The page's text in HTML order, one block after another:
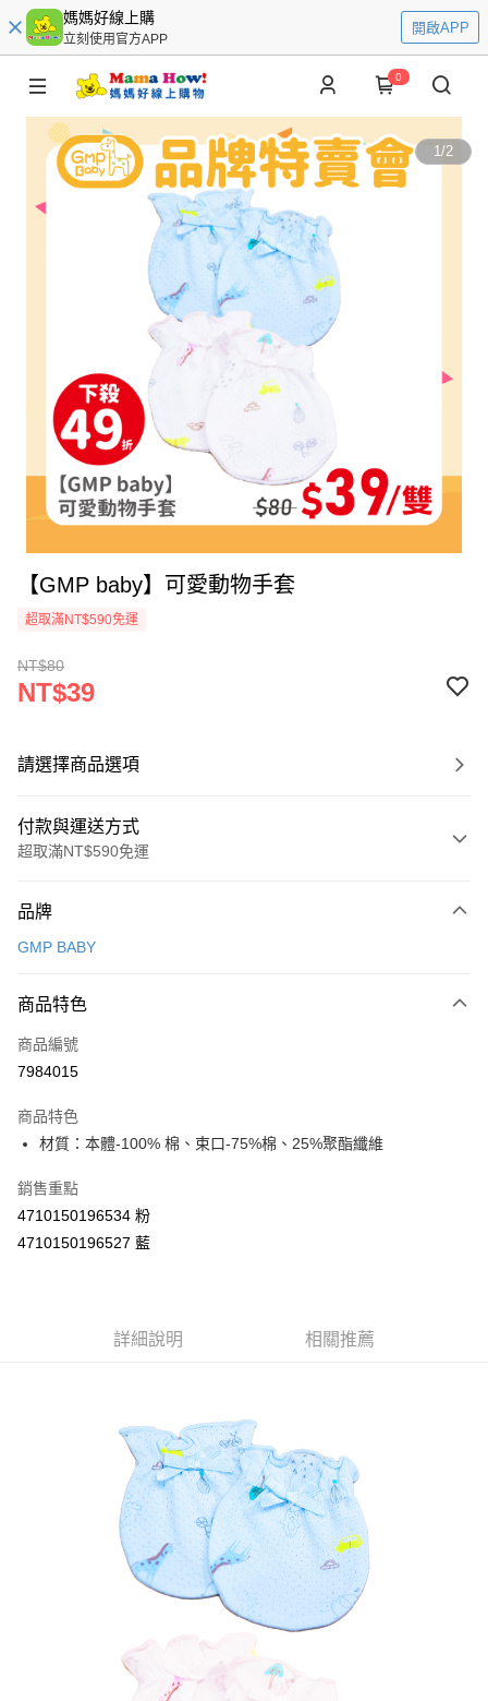
媽媽好線上購
立刻使用官方APP
開啟APP
0
1/2
【GMP baby】可愛動物手套
超取滿NT$590免運
NT$80
NT$39
請選擇商品選項
付款與運送方式
超取滿NT$590免運
信用卡一次付款
LINE Pay
Apple Pay
悠遊付
AFTEE先享後付
相關說明
２．便利：只要手機號碼，簡訊認證，即可結帳。
結帳頁面，進行簡訊認證並確認金額後，即可完成結帳。
２．訂單成立數日內，您將收到繳費通知簡訊。
３．收到繳費通知簡訊後14天內，點擊此簡訊中的連結，可透過四大超商／
ATM／網路銀行／等多元方式進行付款，方視為交易完成。
※ 請注意：結帳手續完成當下不需立刻繳費，但若您需要取消訂單，請聯絡
購買商品的店家。未經商家同意取消之訂單仍視為有效，需透過AFTEE先享
後付繳納相關費用。
※ 交易是否成功請以「AFTEE先享後付 」之結帳頁面顯示為準，若有關於
是否繳費成功／繳費後需取消欲退款等相關疑問，請聯繫「AFTEE先享後付
https://netprotections.freshdesk.com/support/home
１．透過由恩沛科技股份有限公司提供之「AFTEE先享後付」服務完成之交
易，需依本服務之必要範圍內提供個人資料，並將交易相關給付款項請求債
付款後全家取貨
每筆NT$60，滿NT$590(含以上)免運費
每筆NT$60，滿NT$590(含以上)免運費
每筆NT$60，滿NT$590(含以上)免運費
每筆NT$100，滿NT$590(含以上)免運費
品牌
GMP BABY
商品特色
商品編號
7984015
商品特色
材質：本體-100% 棉、束口-75%棉、25%聚酯纖維
銷售重點
4710150196534 粉
4710150196527 藍
詳細說明 相關推薦